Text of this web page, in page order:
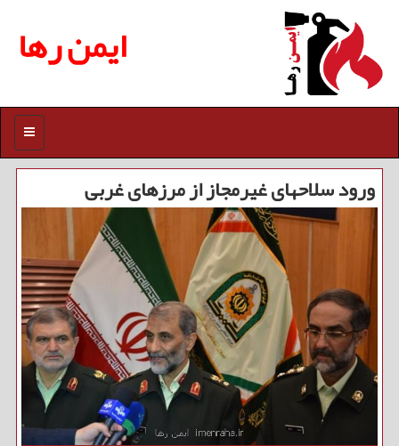
ایمن رها
منو
ورود سلاحهای غیرمجاز از مرزهای غربی